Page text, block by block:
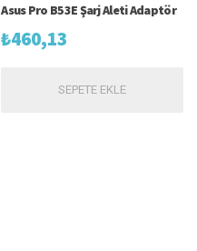
Asus Pro B53E Şarj Aleti Adaptör
₺460,13
SEPETE EKLE